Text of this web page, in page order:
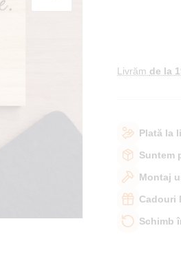
Livrăm de la
Plată la
Suntem
Montaj
Cadouri
Schimb